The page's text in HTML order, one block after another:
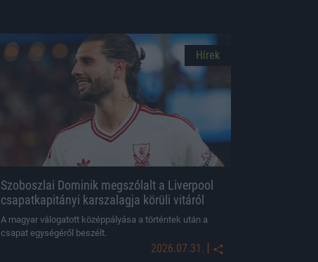
Hírek
Szoboszlai Dominik megszólalt a Liverpool
csapatkapitányi karszalagja körüli vitáról
A magyar válogatott középpályása a történtek után a
csapat egységéről beszélt.
2026.07.31. |